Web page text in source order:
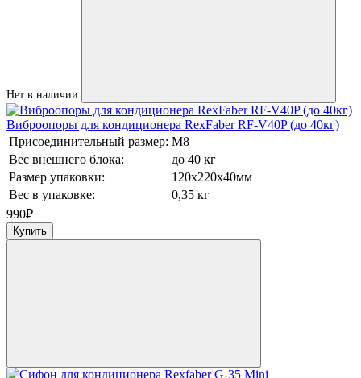
Нет в наличии
Виброопоры для кондиционера RexFaber RF-V40P (до 40кг)
Присоединительный размер: М8
Вес внешнего блока:
до 40 кг
Размер упаковки:
120х220х40мм
Вес в упаковке:
0,35 кг
990₽
Купить